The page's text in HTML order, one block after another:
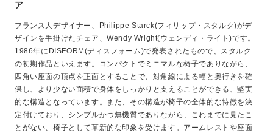
ア
フランス人デザイナー、Philippe Starck(フィリップ・スタルク)がデ
ザインを手掛けたチェア、Wendy Wright(ウェンディ・ライト)です。
1986年にDISFORM(ディスフォーム)で発表されたもので、スタルク
の初期作品といえます。コンパクトでミニマルな椅子でありながら、
四角い座面の頂点を正面とすることで、対角線による幅と奥行きを確
保し、より少ない面積で身体をしっかりと支えることができる、堅実
的な構造となっています。また、その構造が椅子の全体的な特徴を決
定付けており、シンプルかつ無機質でありながら、これまでに見たこ
とがない、椅子として革新的な印象を受けます。アームレストや座面